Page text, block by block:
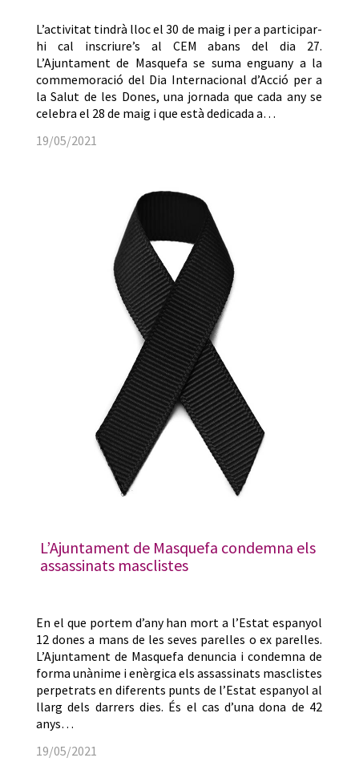
L’activitat tindrà lloc el 30 de maig i per a participar-
hi cal inscriure’s al CEM abans del dia 27.
L’Ajuntament de Masquefa se suma enguany a la
commemoració del Dia Internacional d’Acció per a
la Salut de les Dones, una jornada que cada any se
celebra el 28 de maig i que està dedicada a…
19/05/2021
L’Ajuntament de Masquefa condemna els
assassinats masclistes
En el que portem d’any han mort a l’Estat espanyol
12 dones a mans de les seves parelles o ex parelles.
L’Ajuntament de Masquefa denuncia i condemna de
forma unànime i enèrgica els assassinats masclistes
perpetrats en diferents punts de l’Estat espanyol al
llarg dels darrers dies. És el cas d’una dona de 42
anys…
19/05/2021